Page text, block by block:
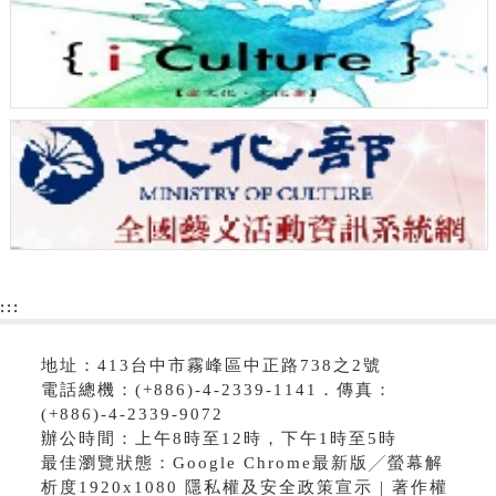
:::
地址：413台中市霧峰區中正路738之2號
電話總機：(+886)-4-2339-1141．傳真：
(+886)-4-2339-9072
辦公時間：上午8時至12時，下午1時至5時
最佳瀏覽狀態：Google Chrome最新版╱螢幕解
析度1920x1080 隱私權及安全政策宣示 | 著作權